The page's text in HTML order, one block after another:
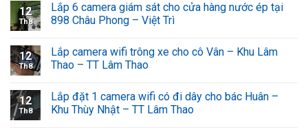
12
Th8
Lắp 6 camera giám sát cho cửa hàng nước ép tại
898 Châu Phong – Việt Trì
12
Th8
Lắp camera wifi trông xe cho cô Vân – Khu Lâm
Thao – TT Lâm Thao
12
Th8
Lắp đặt 1 camera wifi có đi dây cho bác Huân –
Khu Thùy Nhật – TT Lâm Thao